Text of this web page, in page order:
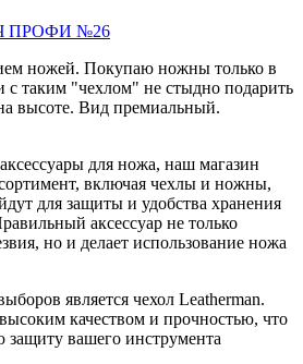
ПРОФИ №26
ножей. Покупаю ножны только в
таким "чехлом" не стыдно подарить
высоте. Вид премиальный.
для ножа, наш магазин
включая чехлы и ножны,
для защиты и удобства хранения
аксессуар не только
но и делает использование ножа
является чехол Leatherman.
качеством и прочностью, что
защиту вашего инструмента